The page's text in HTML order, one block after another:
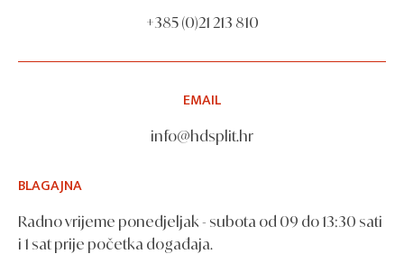
+385 (0)21 213 810
EMAIL
info@hdsplit.hr
BLAGAJNA
Radno vrijeme ponedjeljak - subota od 09 do 13:30 sati
i 1 sat prije početka događaja.